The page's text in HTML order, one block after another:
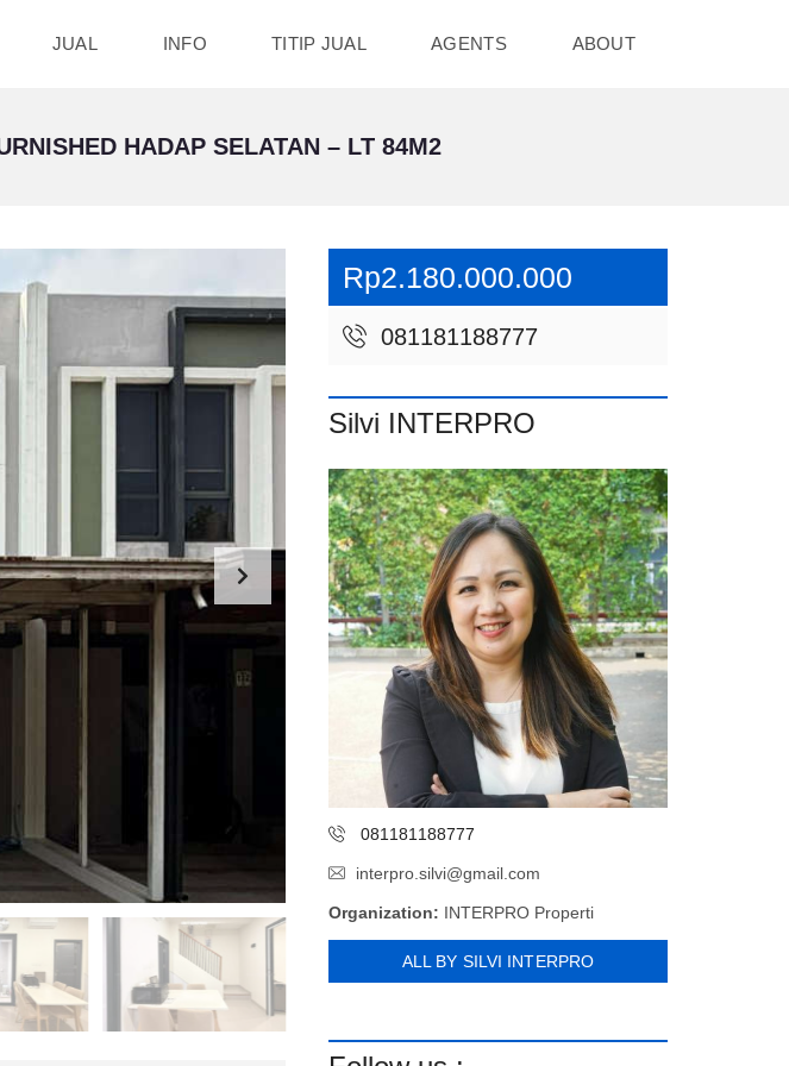
JUAL INFO TITIP JUAL AGENTS ABOUT
HADAP SELATAN – LT 84M2
Rp2.180.000.000
081181188777
Silvi INTERPRO
081181188777
interpro.silvi@gmail.com
Organization: INTERPRO Properti
ALL BY SILVI INTERPRO